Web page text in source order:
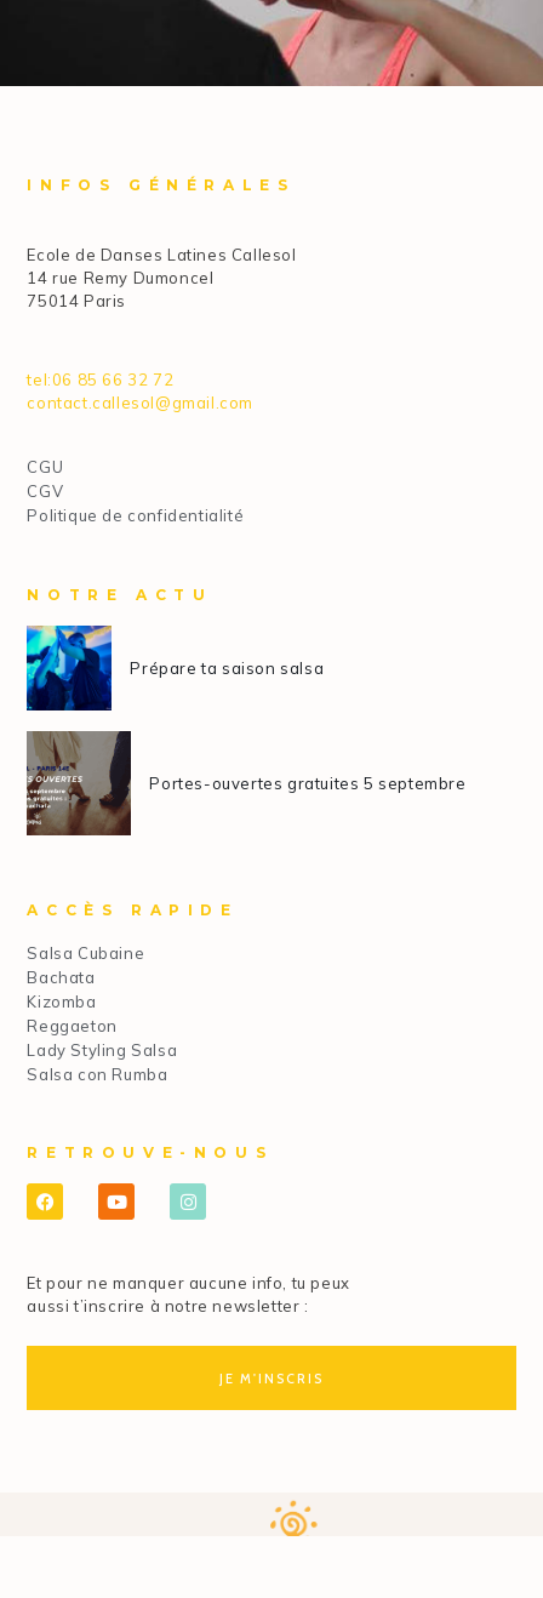
INFOS GÉNÉRALES
Ecole de Danses Latines Callesol
14 rue Remy Dumoncel
75014 Paris
tel:06 85 66 32 72
contact.callesol@gmail.com
CGU
CGV
Politique de confidentialité
NOTRE ACTU
Prépare ta saison salsa
Portes-ouvertes gratuites 5 septembre
ACCÈS RAPIDE
Salsa Cubaine
Bachata
Kizomba
Reggaeton
Lady Styling Salsa
Salsa con Rumba
RETROUVE-NOUS
Et pour ne manquer aucune info, tu peux
aussi t’inscrire à notre newsletter :
JE M'INSCRIS